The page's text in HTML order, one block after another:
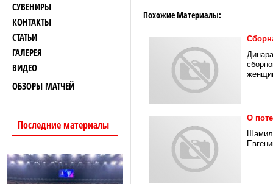
СУВЕНИРЫ
КОНТАКТЫ
СТАТЬИ
ГАЛЕРЕЯ
ВИДЕО
ОБЗОРЫ МАТЧЕЙ
Последние материалы
Похожие Материалы:
О